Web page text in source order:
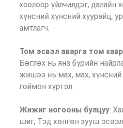
хоолоор үйлчилдэг, далайн
хүнсний хүнсний хуурайц,
амтлагч.
Том эсвэл аварга том
Бөглөх нь янз бүрийн
жишээ нь мах, мах,
гоймон хүртэл.
Жижиг ногооны булцуу:
шиг, Тэд хөнгөн зууш